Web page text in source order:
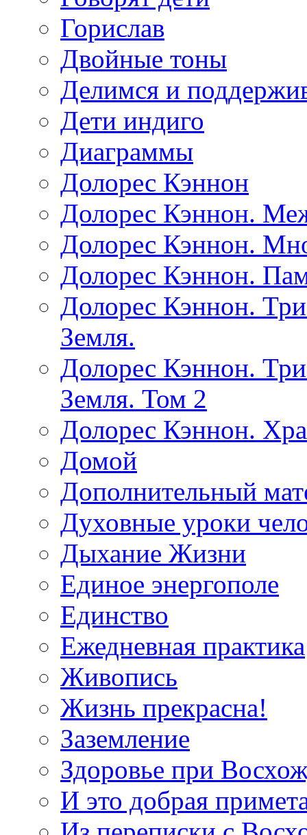
Горислав
Двойные тоны
Делимся и
Дети индиго
Диаграммы
Долорес Кэннон
Долорес Кэннон.
Долорес Кэннон.
Долорес Кэннон.
Долорес Кэннон.
Земля.
Долорес Кэннон.
Земля. Том 2
Долорес Кэннон.
Домой
Дополнительный
Духовные уроки
Дыхание Жизни
Единое энергополе
Единство
Ежедневная практика
Живопись
Жизнь прекрасна!
Заземление
Здоровье при
И это добрая